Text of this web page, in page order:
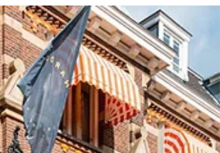
een tijd waarin creatieve makers in
Amsterdam steeds minder ruimte en
ondersteuning vinden, zet NYX vol in op
behoud en versterken van de creatieve
energie in de stad. Met de komst van
Bar & Bites en het intieme karakter van de
Record Club kan de van oudsher
wijk rekenen op een nieuwe hotspot waar
ku